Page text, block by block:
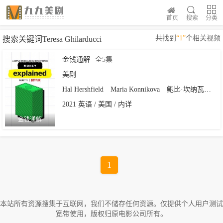
分类
搜索
首页
搜索关键词Teresa Ghilarducci 共找到 “1”个相关视频
金钱通解
金钱通解
全5集
美剧
Hal Hershfield
Maria Konnikova 鲍比·坎纳瓦尔
2021 英语 / 美国 / 内详
1
本站所有资源搜集于互联网，我们不储存任何资源。仅提供个人用户测试
宽带使用，版权归原电影公司所有。